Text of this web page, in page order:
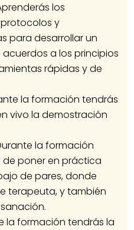
los
y
para desarrollar un
a los principios
rápidas y de
la formación tendrás
vivo la demostración
la formación
poner en práctica
de pares, donde
terapeuta, y también
la formación tendrás la